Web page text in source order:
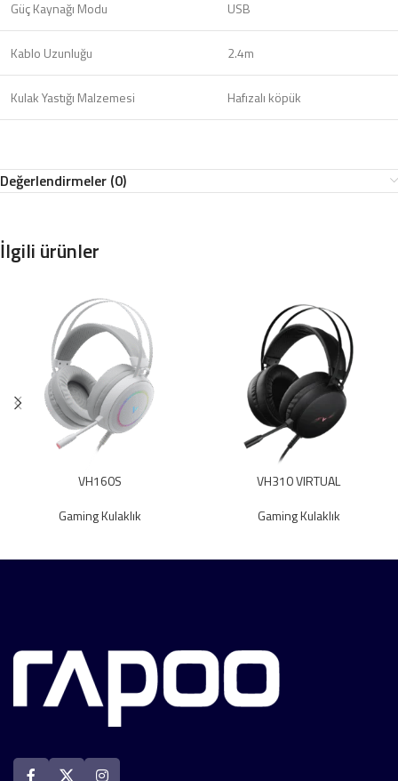
Güç Kaynağı Modu USB
Kablo Uzunluğu 2.4m
Kulak Yastığı Malzemesi Hafızalı köpük
Değerlendirmeler (0)
İlgili ürünler
VH160S
Gaming Kulaklık
VH310 VIRTUAL
Gaming Kulaklık